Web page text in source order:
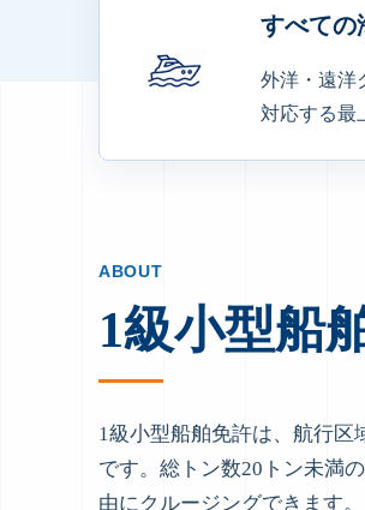
すべての
外洋・遠洋
対応する最
ABOUT
1級小型船
1級小型船舶免許は、航行区
です。総トン数20トン未満
由にクルージングできます。